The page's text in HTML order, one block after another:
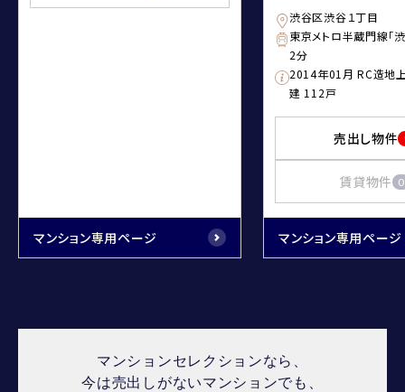
マンション専用ページ
渋谷区渋谷１丁目
東京メトロ半蔵門線「
2分
2014年01月 RC造地
建 112戸
売出し物件
賃貸物件 0
マンション専用ページ
マンションセレクションなら、
今は売出しがないマンションでも、